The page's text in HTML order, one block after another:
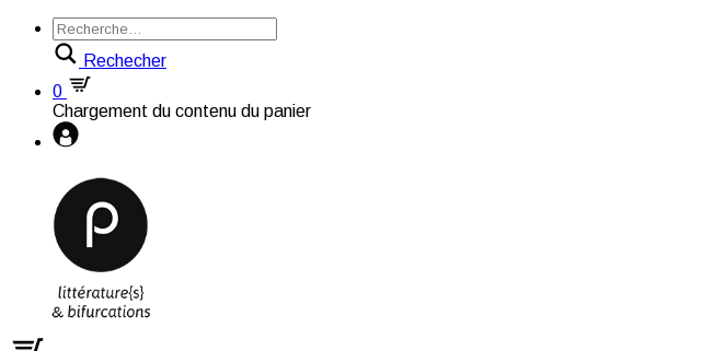
Rechecher
0
Chargement du contenu du panier